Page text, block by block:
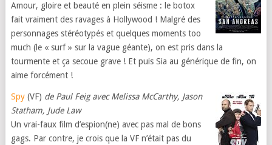
Amour, gloire et beauté en plein séisme : le botox
fait vraiment des ravages à Hollywood ! Malgré des
personnages stéréotypés et quelques moments too
much (le « surf » sur la vague géante), on est pris dans la
tourmente et ça secoue grave ! Et puis Sia au générique de fin, on
aime forcément !
Spy(VF) de Paul Feig avec Melissa McCarthy, Jason
Statham, Jude Law
Un vrai-faux film d’espion(ne) avec pas mal de bons
gags. Par contre, je crois que la VF n’était pas du